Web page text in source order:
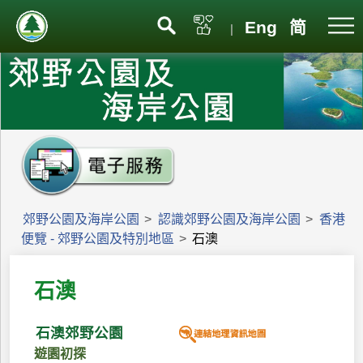
| Eng 简
郊野公園及海岸公園 > 認識郊野公園及海岸公園 > 香港
便覽 - 郊野公園及特別地區 > 石澳
石澳
石澳郊野公園
遊園初探